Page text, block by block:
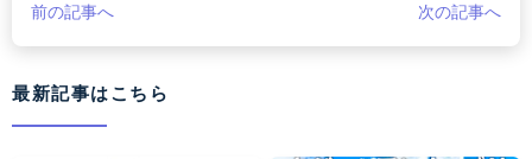
前の記事へ 次の記事へ
最新記事はこちら